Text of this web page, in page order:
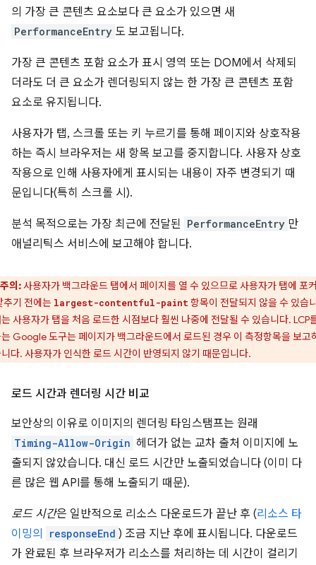
의 가장 큰 콘텐츠 요소보다 큰 요소가 있으면 새
PerformanceEntry 도 보고됩니다.
가장 큰 콘텐츠 포함 요소가 표시 영역 또는 DOM에서 삭제되
더라도 더 큰 요소가 렌더링되지 않는 한 가장 큰 콘텐츠 포함
요소로 유지됩니다.
사용자가 탭, 스크롤 또는 키 누르기를 통해 페이지와 상호작용
하는 즉시 브라우저는 새 항목 보고를 중지합니다. 사용자 상호
작용으로 인해 사용자에게 표시되는 내용이 자주 변경되기 때
문입니다(특히 스크롤 시).
분석 목적으로는 가장 최근에 전달된 PerformanceEntry 만
애널리틱스 서비스에 보고해야 합니다.
주의:사용자가 백그라운드 탭에서 페이지를 열 수 있으므로 사용자가 탭에 포
추기 전에는 largest-contentful-paint 항목이 전달되지 않을 수 있습
사용자가 탭을 처음 로드한 시점보다 훨씬 나중에 전달될 수 있습니다. LCP
Google 도구는 페이지가 백그라운드에서 로드된 경우 이 측정항목을 보고
다. 사용자가 인식한 로드 시간이 반영되지 않기 때문입니다.
로드 시간과 렌더링 시간 비교
보안상의 이유로 이미지의 렌더링 타임스탬프는 원래
Timing-Allow-Origin 헤더가 없는 교차 출처 이미지에 노
출되지 않았습니다. 대신 로드 시간만 노출되었습니다 (이미 다
른 많은 웹 API를 통해 노출되기 때문).
로드 시간은 일반적으로 리소스 다운로드가 끝난 후 (리소스 타
이밍의
responseEnd ) 조금 지난 후에 표시됩니다. 다운로드
가 완료된 후 브라우저가 리소스를 처리하는 데 시간이 걸리기